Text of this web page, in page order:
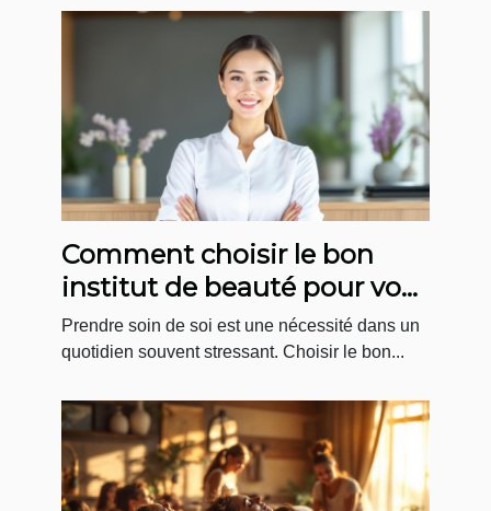
Comment choisir le bon
institut de beauté pour vos
soins relaxants ?
Prendre soin de soi est une nécessité dans un
quotidien souvent stressant. Choisir le bon...